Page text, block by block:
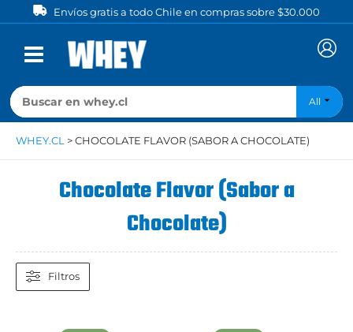
al
contenido
Envíos gratis a todo Chile en compras sobre $30.000
All
WHEY.CL > CHOCOLATE FLAVOR (SABOR A CHOCOLATE)
Chocolate Flavor (Sabor a
Chocolate)
Filtros